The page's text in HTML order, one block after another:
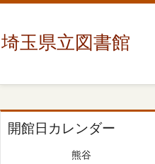
埼玉県立図書館
開館日カレンダー
熊谷